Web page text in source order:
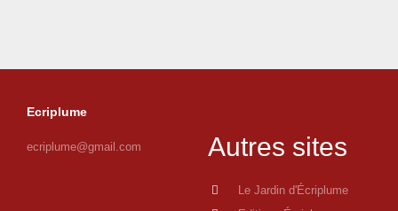
Ecriplume
ecriplume@gmail.com Autres sites
Le Jardin d'Écriplume